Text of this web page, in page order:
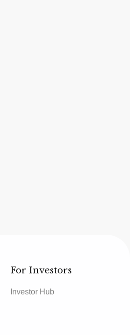
For Investors
Investor Hub